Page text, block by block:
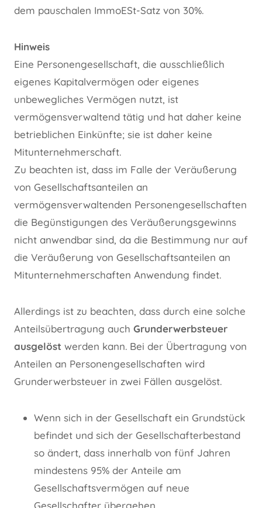
dem pauschalen ImmoESt-Satz von 30%.
Hinweis
Eine Personengesellschaft, die ausschließlich
eigenes Kapitalvermögen oder eigenes
unbewegliches Vermögen nutzt, ist
vermögensverwaltend tätig und hat daher keine
betrieblichen Einkünfte; sie ist daher keine
Mitunternehmerschaft.
Zu beachten ist, dass im Falle der Veräußerung
von Gesellschaftsanteilen an
vermögensverwaltenden Personengesellschaften
die Begünstigungen des Veräußerungsgewinns
nicht anwendbar sind, da die Bestimmung nur auf
die Veräußerung von Gesellschaftsanteilen an
Mitunternehmerschaften Anwendung findet.
Allerdings ist zu beachten, dass durch eine solche
Anteilsübertragung auch Grunderwerbsteuer
ausgelöst werden kann. Bei der Übertragung von
Anteilen an Personengesellschaften wird
Grunderwerbsteuer in zwei Fällen ausgelöst.
Wenn sich in der Gesellschaft ein Grundstück
befindet und sich der Gesellschafterbestand
so ändert, dass innerhalb von fünf Jahren
mindestens 95% der Anteile am
Gesellschaftsvermögen auf neue
Gesellschafter übergehen.